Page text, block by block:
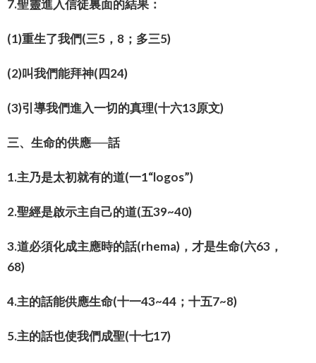
7.聖靈進入信徒裏面的結果：
(1)重生了我們(三5，8；多三5)
(2)叫我們能拜神(四24)
(3)引導我們進入一切的真理(十六13原文)
三、生命的供應──話
1.主乃是太初就有的道(一1“logos”)
2.聖經是啟示主自己的道(五39~40)
3.道必須化成主應時的話(rhema)，才是生命(六63，
68)
4.主的話能供應生命(十一43~44；十五7~8)
5.主的話也使我們成聖(十七17)